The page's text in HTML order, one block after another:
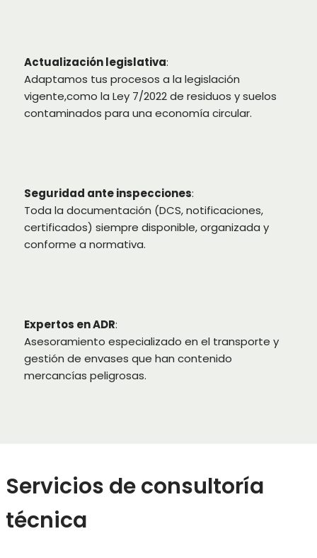
Actualización legislativa:
Adaptamos tus procesos a la legislación
vigente,como la Ley 7/2022 de residuos y suelos
contaminados para una economía circular.
Seguridad ante inspecciones:
Toda la documentación (DCS, notificaciones,
certificados) siempre disponible, organizada y
conforme a normativa.
Expertos en ADR:
Asesoramiento especializado en el transporte y
gestión de envases que han contenido
mercancías peligrosas.
Servicios de consultoría
técnica